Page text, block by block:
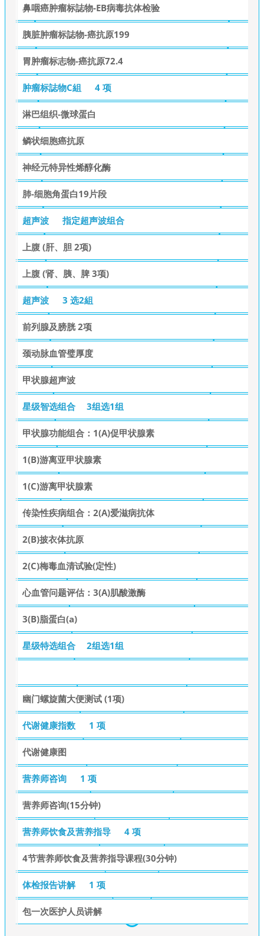
鼻咽癌肿瘤标誌物-EB病毒抗体检验
胰脏肿瘤标誌物-癌抗原199
胃肿瘤标志物-癌抗原72.4
肿瘤标誌物C組 4 项
淋巴组织-微球蛋白
鳞状细胞癌抗原
神经元特异性烯醇化酶
肺-细胞角蛋白19片段
超声波 指定超声波组合
上腹 (肝、胆 2项)
上腹 (肾、胰、脾 3项)
超声波 3 选2組
前列腺及膀胱 2项
颈动脉血管璧厚度
甲状腺超声波
星级智选组合 3组选1组
甲状腺功能组合：1(A)促甲状腺素
1(B)游离亚甲状腺素
1(C)游离甲状腺素
传染性疾病组合：2(A)爱滋病抗体
2(B)披衣体抗原
2(C)梅毒血清试验(定性)
心血管问题评估：3(A)肌酸激酶
3(B)脂蛋白(a)
星级特选组合 2组选1组
幽门螺旋菌大便测试 (1项)
代谢健康指数 1 项
代谢健康图
营养师咨询 1 项
营养师咨询(15分钟)
营养师饮食及营养指导 4 项
4节营养师饮食及营养指导课程(30分钟)
体检报告讲解 1 项
包一次医护人员讲解